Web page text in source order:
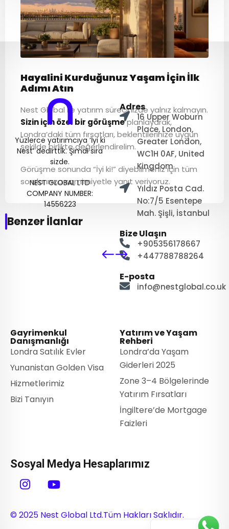
Hayalini Kurduğunuz Yaşam İçin İlk
Adımı Atın
Nest Global ile yatırım sürecinizde yalnız kalmayın.
Sizin için özel bir görüşmeplanlayarak,
Londra’daki tüm fırsatları, beklentilerinize uygun
şekilde birlikte değerlendirelim.
Görüşme sonunda “İyi ki!” diyebilmeniz için tüm
sorularınıza samimiyetle yanıt veriyoruz.
Benzer İlanlar
Yüzlerce yatırımcıya ‘İyi ki
Nest’ dedirttik. Şimdi sıra
sizde.
NEST GLOBAL LTD
COMPANY NUMBER:
14556223
Adres
16 Upper Woburn
Place, London,
Greater London,
WC1H 0AF, United
Kingdom
Yıldız Posta Cad.
No:7/5 Esentepe
Mah. Şişli, İstanbul
Bize Ulaşın
+905356178667
+447788788264
E-posta
info@nestglobal.co.uk
Gayrimenkul
Danışmanlığı
Londra Satılık Evler
Yunanistan Golden Visa
Hizmetlerimiz
Bizi Tanıyın
Yatırım ve Yaşam
Rehberi
Londra’da Yaşam
Giderleri 2025
Zone 3–4 Bölgelerinde
Yatırım Fırsatları
İngiltere’de Mortgage
Faizleri
Sosyal Medya Hesaplarımız
© 2025 Nest Global Ltd.Tüm Hakları Saklıdır.
English